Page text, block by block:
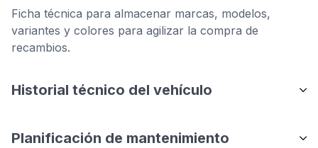
Ficha técnica para almacenar marcas, modelos,
variantes y colores para agilizar la compra de
recambios.
Historial técnico del vehículo
Planificación de mantenimiento